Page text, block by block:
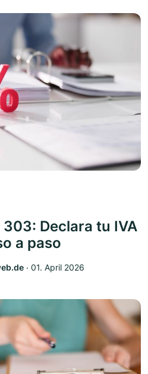
Declara tu IVA
a paso
‧ 01. April 2026